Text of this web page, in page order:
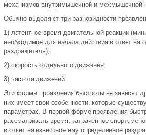
механизмов внутримышечной и межмышечной
Обычно выделяют три разновидности
1) латентное время двигательной реакции
необходимое для начала действия в ответ на
раздражитель);
2) скорость отдельного движения;
3) частота движений.
Эти формы проявления быстроты не зависят
них имеет свои особенности, которые
параметрах. В первой форме проявления
рассматривать время, затраченное
в ответ на известное ему определенное